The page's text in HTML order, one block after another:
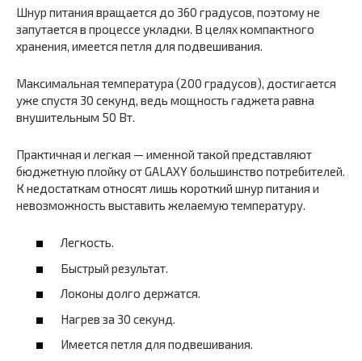
Шнур питания вращается до 360 градусов, поэтому не
запутается в процессе укладки. В целях компактного
хранения, имеется петля для подвешивания.
Максимальная температура (200 градусов), достигается
уже спустя 30 секунд, ведь мощность гаджета равна
внушительным 50 Вт.
Практичная и легкая — именной такой представляют
бюджетную плойку от GALAXY большинство потребителей.
К недостаткам относят лишь короткий шнур питания и
невозможность выставить желаемую температуру.
Легкость.
Быстрый результат.
Локоны долго держатся.
Нагрев за 30 секунд.
Имеется петля для подвешивания.